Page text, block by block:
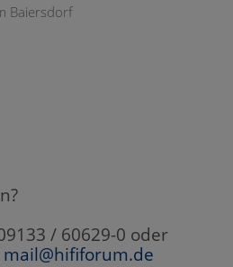
Baiersdorf
/ 60629-0 oder
mail@hififorum.de